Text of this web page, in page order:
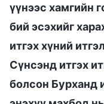
үүнээс хамгийн
бий эсэхийг
итгэх хүний
Сүнсэнд итгэх
болсон Бурханд